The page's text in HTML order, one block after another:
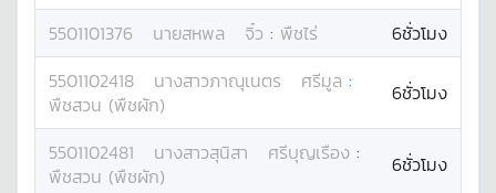
5501101376 นายสหพล จิ๋ว : พืชไร่
6ชั่วโมง
5501102418
นางสาวภาณุเนตร ศรีมูล :
พืชสวน (พืชผัก)
6ชั่วโมง
5501102481 นางสาวสุนิสา ศรีบุญเรือง :
พืชสวน (พืชผัก)
6ชั่วโมง